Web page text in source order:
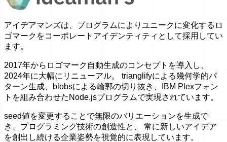
アイデアマンズは、プログラムによりユニークに変化するロ
ゴマークをコーポレートアイデンティティとして採用してい
ます。
2017年からロゴマーク自動生成のコンセプトを導入し、
2024年に大幅にリニューアル。 trianglifyによる幾何学的パ
ターン生成、blobsによる輪郭の切り抜き、IBM Plexフォン
トを組み合わせたNode.jsプログラムで実現されています。
seed値を変更することで無限のバリエーションを生成で
き、プログラミング技術の創造性と、 常に新しいアイデア
を創出し続ける企業姿勢を視覚的に表現しています。